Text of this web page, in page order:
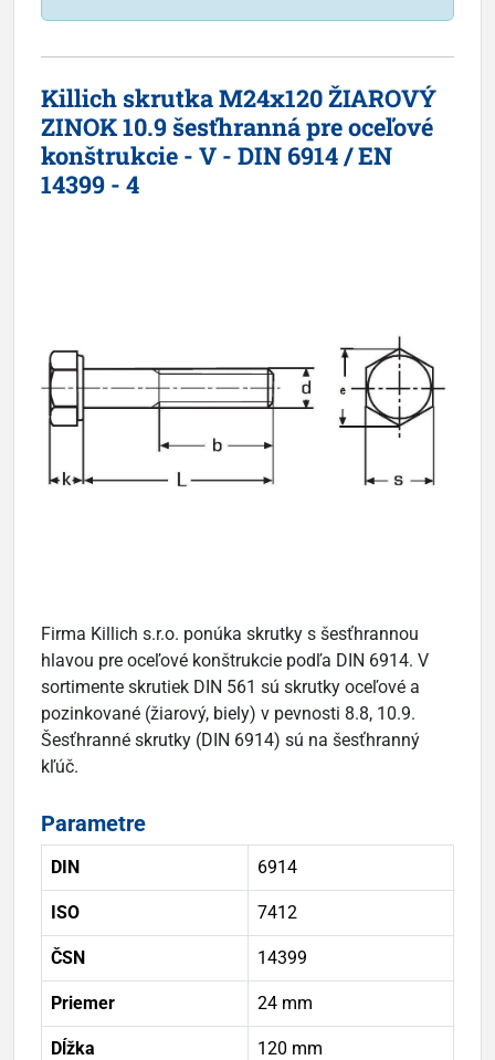
Killich skrutka M24x120 ŽIAROVÝ
ZINOK 10.9 šesťhranná pre oceľové
konštrukcie - V - DIN 6914 / EN
14399 - 4
Firma Killich s.r.o. ponúka skrutky s šesťhrannou
hlavou pre oceľové konštrukcie podľa DIN 6914. V
sortimente skrutiek DIN 561 sú skrutky oceľové a
pozinkované (žiarový, biely) v pevnosti 8.8, 10.9.
Šesťhranné skrutky (DIN 6914) sú na šesťhranný
kľúč.
Parametre
DIN 6914
ISO 7412
ČSN 14399
Priemer 24 mm
Dĺžka 120 mm